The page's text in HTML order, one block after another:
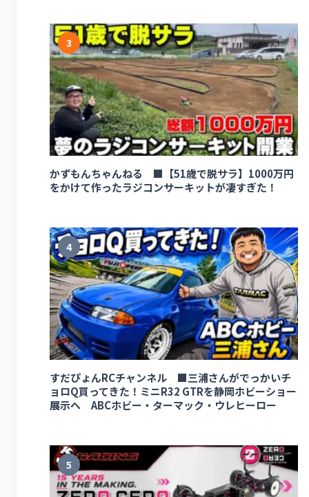
3
かずもんちゃんねる ■【51歳で脱サラ】1000万円
をかけて作ったラジコンサーキットが凄すぎた！
4
すだぴょんRCチャンネル ■三浦さんがでっかいチ
ョロQ買ってきた！ミニR32 GTRを静岡ホビーショー
展示へ ABCホビー・ターマック・ウレヒーロー
5